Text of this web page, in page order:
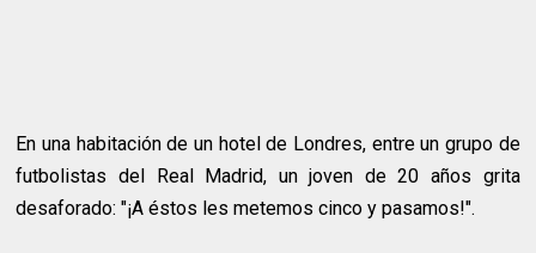
En una habitación de un hotel de Londres, entre un grupo de
futbolistas del Real Madrid, un joven de 20 años grita
desaforado: "¡A éstos les metemos cinco y pasamos!".